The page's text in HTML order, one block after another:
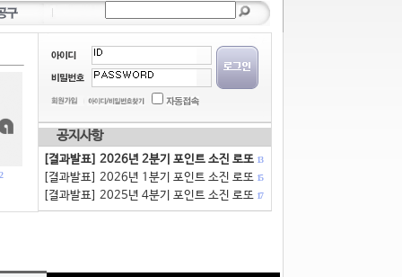
2
공지사항
[결과발표] 2026년 2분기 포인트 소진 로또 13
[결과발표] 2026년 1분기 포인트 소진 로또 15
[결과발표] 2025년 4분기 포인트 소진 로또 17